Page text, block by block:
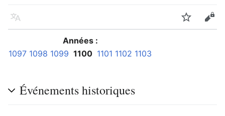
Langue Suivre
Années :
1097 1098 1099 1100 1101 1102 1103
Événements historiques